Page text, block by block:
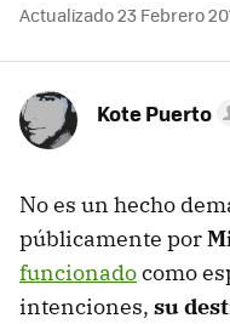
Actualizado 23 Febrero
Kote Puerto
No es un hecho
públicamente por
funcionadocomo
intenciones, su